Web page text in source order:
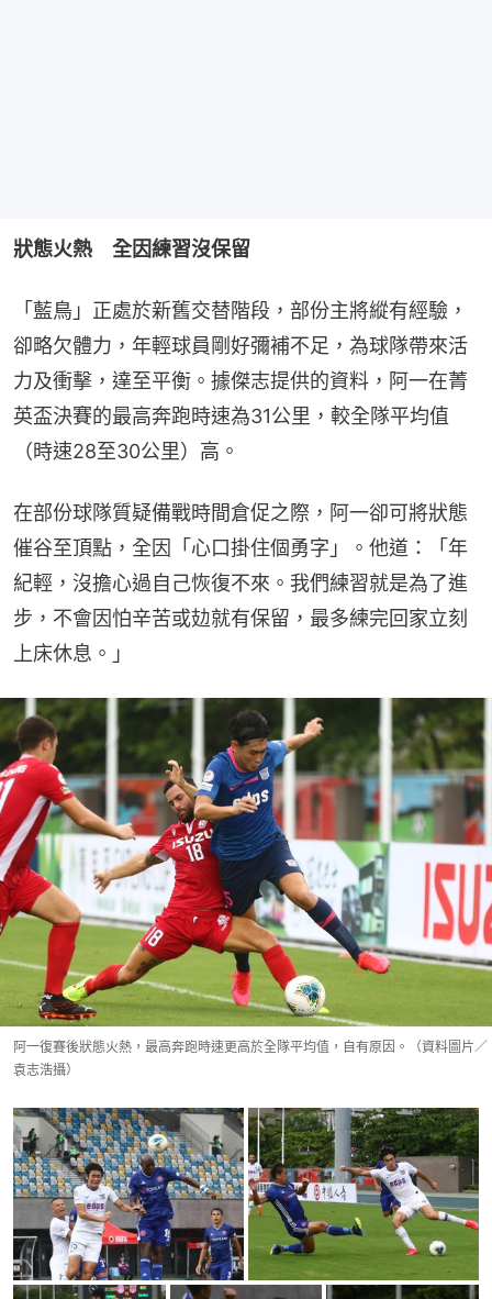
狀態火熱　全因練習沒保留
「藍鳥」正處於新舊交替階段，部份主將縱有經驗，
卻略欠體力，年輕球員剛好彌補不足，為球隊帶來活
力及衝擊，達至平衡。據傑志提供的資料，阿一在菁
英盃決賽的最高奔跑時速為31公里，較全隊平均值
（時速28至30公里）高。
在部份球隊質疑備戰時間倉促之際，阿一卻可將狀態
催谷至頂點，全因「心口掛住個勇字」。他道：「年
紀輕，沒擔心過自己恢復不來。我們練習就是為了進
步，不會因怕辛苦或攰就有保留，最多練完回家立刻
上床休息。」
阿一復賽後狀態火熱，最高奔跑時速更高於全隊平均值，自有原因。（資料圖片／
袁志浩攝）